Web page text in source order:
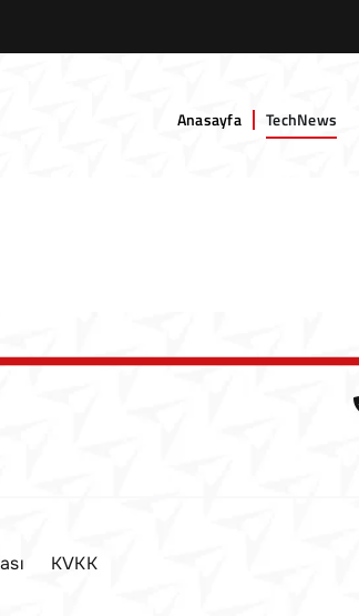
Anasayfa TechNews
KVKK